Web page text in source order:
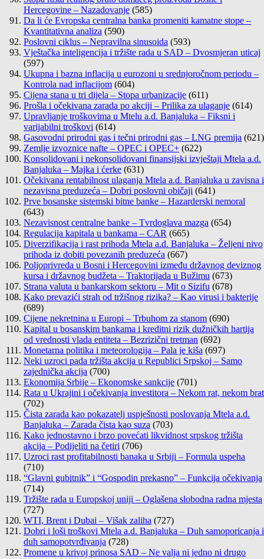
Hercegovine – Nazadovanje (585)
Da li će Evropska centralna banka promeniti kamatne stope –
Kvantitativna analiza (590)
Poslovni ciklus – Nepravilna sinusoida (593)
Vještačka inteligencija i tržište rada u SAD – Dvosmjeran uticaj
(597)
Ukupna i bazna inflacija u eurozoni u srednjoročnom periodu –
Kontrola nad inflacijom (604)
Cijena stana u tri dijela – Stopa urbanizacije (611)
Prošla i očekivana zarada po akciji – Prilika za ulaganje (614)
Upravljanje troškovima u Mtelu a.d. Banjaluka – Fiksni i
varijabilni troškovi (614)
Gasovodni prirodni gas i tečni prirodni gas – LNG premija (621)
Zemlje izvoznice nafte – OPEC i OPEC+ (622)
Konsolidovani i nekonsolidovani finansijski izvještaji Mtela a.d.
Banjaluka – Majka i ćerke (631)
Očekivana rentabilnost ulaganja Mtela a.d. Banjaluka u zavisna i
nezavisna preduzeća – Dobri poslovni običaji (641)
Prve bosanske sistemski bitne banke – Hazarderski nemoral
(643)
Nezavisnost centralne banke – Tvrdoglava mazga (654)
Regulacija kapitala u bankama – CAR (665)
Diverzifikacija i rast prihoda Mtela a.d. Banjaluka – Željeni nivo
prihoda iz dobiti povezanih preduzeća (667)
Poljoprivreda u Bosni i Hercegovini između državnog deviznog
kursa i državnog budžeta – Traktorijada u Bužimu (673)
Strana valuta u bankarskom sektoru – Mit o Sizifu (678)
Kako prevazići strah od tržišnog rizika? – Kao virusi i bakterije
(689)
Cijene nekretnina u Europi – Trbuhom za stanom (690)
Kapital u bosanskim bankama i kreditni rizik dužničkih hartija
od vrednosti vlada entiteta – Bezrizični tretman (692)
Monetarna politika i meteorologija – Pala je kiša (697)
Neki uzroci pada tržišta akcija u Republici Srpskoj – Samo
zajednička akcija (700)
Ekonomija Srbije – Ekonomske sankcije (701)
Rata u Ukrajini i očekivanja investitora – Nekom rat, nekom brat
(702)
Čista zarada kao pokazatelj uspješnosti poslovanja Mtela a.d.
Banjaluka – Zarada čista kao suza (703)
Kako jednostavno i brzo povećati likvidnost srpskog tržišta
akcija – Podijeliti na četiri (706)
Uzroci rast profitabilnosti banaka u Srbiji – Formula uspeha
(710)
“Glavni gubitnik” i “Gospodin prekasno” – Funkcija očekivanja
(714)
Tržište rada u Europskoj uniji – Oglašena slobodna radna mjesta
(727)
WTI, Brent i Dubai – Višak zaliha (727)
Dobri i loši troškovi Mtela a.d. Banjaluka – Duh samoporicanja i
duh samopotvrđivanja (728)
Promene u krivoj prinosa SAD – Ne valja ni jedno ni drugo